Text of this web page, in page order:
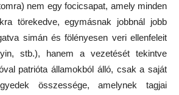
nem egy focicsapat, amely minden
törekedve, egymásnak jobbnál jobb
simán és fölényesen veri ellenfeleit
stb.), hanem a vezetését tekintve
patrióta államokból álló, csak a saját
összessége, amelynek tagjai